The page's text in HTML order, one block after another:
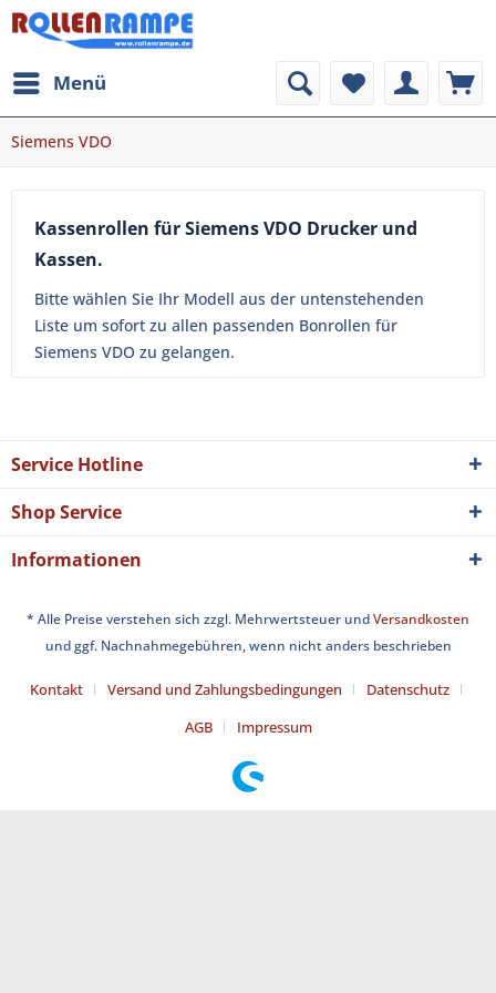
Menü
Siemens VDO
Kassenrollen für Siemens VDO Drucker und
Kassen.
Bitte wählen Sie Ihr Modell aus der untenstehenden
Liste um sofort zu allen passenden Bonrollen für
Siemens VDO zu gelangen.
Service Hotline
Shop Service
Informationen
* Alle Preise verstehen sich zzgl. Mehrwertsteuer undVersandkosten
und ggf. Nachnahmegebühren, wenn nicht anders beschrieben
Kontakt Versand und Zahlungsbedingungen
Datenschutz
AGB
Impressum